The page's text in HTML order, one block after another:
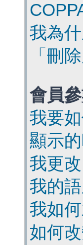
我為
「刪
會員
我要
顯示
我更
我的
我如
如何